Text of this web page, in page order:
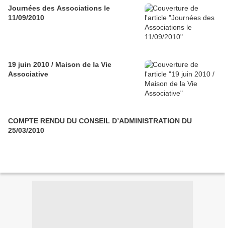
Journées des Associations le
11/09/2010
19 juin 2010 / Maison de la Vie
Associative
COMPTE RENDU DU CONSEIL D’ADMINISTRATION DU
25/03/2010